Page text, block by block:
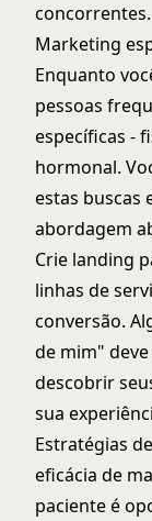
concorrentes.
Marketing
Enquanto
pessoas
específicas -
hormonal.
estas buscas
abordagem
Crie landing
linhas de
conversão.
de mim"
descobrir
sua
Estratégias
eficácia de
paciente é